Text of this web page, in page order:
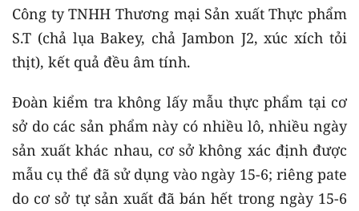
Công ty TNHH Thương mại Sản xuất Thực phẩm
S.T (chả lụa Bakey, chả Jambon J2, xúc xích tỏi
thịt), kết quả đều âm tính.
Đoàn kiểm tra không lấy mẫu thực phẩm tại cơ
sở do các sản phẩm này có nhiều lô, nhiều ngày
sản xuất khác nhau, cơ sở không xác định được
mẫu cụ thể đã sử dụng vào ngày 15-6; riêng pate
do cơ sở tự sản xuất đã bán hết trong ngày 15-6